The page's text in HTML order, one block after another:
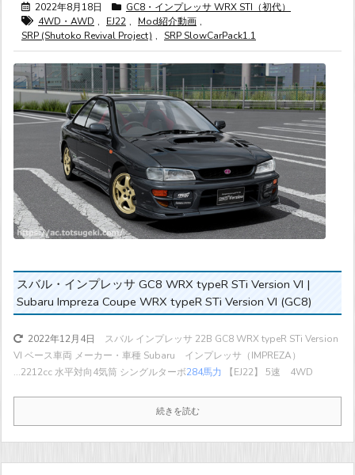
2022年8月18日
GC8・インプレッサ WRX STI（初代）
4WD・AWD , EJ22 , Mod紹介動画 ,
SRP (Shutoko Revival Project) , SRP SlowCarPack1.1
スバル・インプレッサ GC8 WRX typeR STi Version VI |
Subaru Impreza Coupe WRX typeR STi Version VI (GC8)
2022年12月4日
スバル インプレッサ 22B GC8 WRX typeR STi Version
VI ベース車両 メーカー・車種 Subaru インプレッサ（IMPREZA）
...2212cc 水平対向4気筒 シングルターボ284馬力 【EJ22】 5速 4WD
続きを読む